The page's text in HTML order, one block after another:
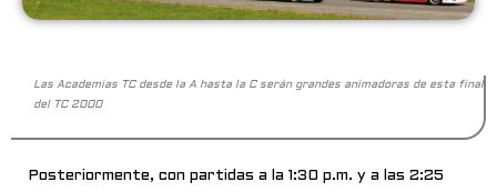
Las Academias TC desde la A hasta la C serán grandes animadoras de esta final
del TC 2000
Posteriormente, con partidas a la 1:30 p.m. y a las 2:25